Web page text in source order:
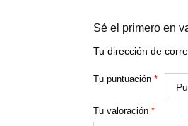
Sé el primero en
Tu dirección de
Tu puntuación *
Tu valoración *